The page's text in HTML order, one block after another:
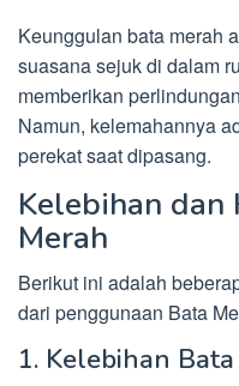
Keunggulan bata merah
suasana sejuk di dalam
memberikan
Namun, kelemahannya
perekat saat dipasang.
Kelebihan dan
Merah
Berikut ini adalah
dari penggunaan Bata
1. Kelebihan